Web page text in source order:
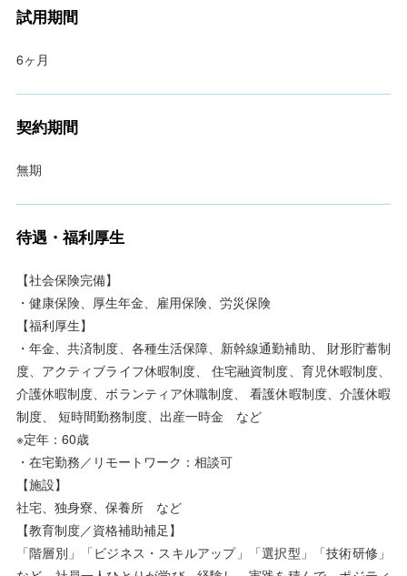
試用期間
6ヶ月
契約期間
無期
待遇・福利厚生
【社会保険完備】
・健康保険、厚生年金、雇用保険、労災保険
【福利厚生】
・年金、共済制度、各種生活保障、新幹線通勤補助、 財形貯蓄制
度、アクティブライフ休暇制度、 住宅融資制度、育児休暇制度、
介護休暇制度、ボランティア休職制度、 看護休暇制度、介護休暇
制度、 短時間勤務制度、出産一時金 など
※定年：60歳
・在宅勤務／リモートワーク：相談可
【施設】
社宅、独身寮、保養所 など
【教育制度／資格補助補足】
「階層別」「ビジネス・スキルアップ」「選択型」「技術研修」